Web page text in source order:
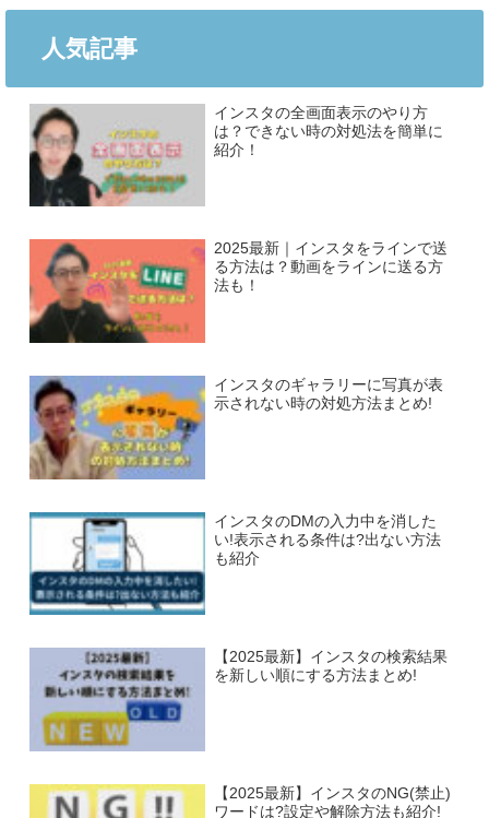
人気記事
インスタの全画面表示のやり方
は？できない時の対処法を簡単に
紹介！
2025最新｜インスタをラインで送
る方法は？動画をラインに送る方
法も！
インスタのギャラリーに写真が表
示されない時の対処方法まとめ!
インスタのDMの入力中を消した
い!表示される条件は?出ない方法
も紹介
【2025最新】インスタの検索結果
を新しい順にする方法まとめ!
【2025最新】インスタのNG(禁止)
ワードは?設定や解除方法も紹介!